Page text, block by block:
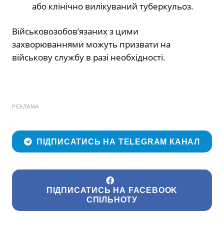
або клінічно вилікуваний туберкульоз.
Військовозобов’язаних з цими
захворюваннями можуть призвати на
військову службу в разі необхідності.
РЕКЛАМА
ПІДПИСАТИСЬ НА TELEGRAM КАНАЛ
ПІДПИСАТИСЬ НА FACEBOOK
СПІЛЬНОТУ